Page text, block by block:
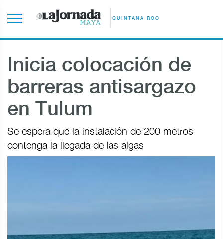
QUINTANA ROO
Inicia colocación de
barreras antisargazo
en Tulum
Se espera que la instalación de 200 metros
contenga la llegada de las algas